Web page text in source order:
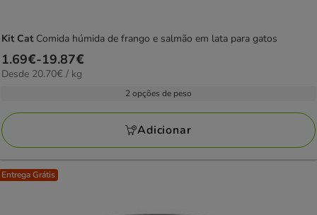
Kit Cat Comida húmida de frango e salmão em lata para gatos
Preço
de
19.87€
1.69€-19.87€
20.70€
Desde 20.70€ / kg
2 opções de peso
Adicionar
Entrega Grátis